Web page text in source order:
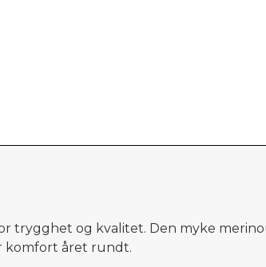
trygghet og kvalitet. Den myke
komfort året rundt.